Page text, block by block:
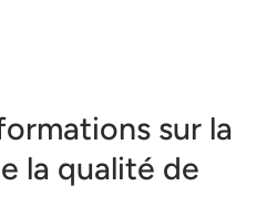
sur la
la qualité de